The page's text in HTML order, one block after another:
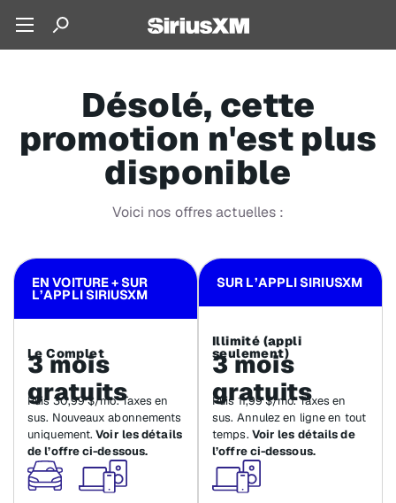
Désolé, cette
promotion n'est plus
disponible
Voici nos offres actuelles :
EN VOITURE + SUR
L’APPLI SIRIUSXM
Le Complet
3 mois
gratuits
Puis 30,99 $/mo. Taxes en
sus. Nouveaux abonnements
uniquement.Voir les détails
de l’offre ci-dessous.
SUR L’APPLI SIRIUSXM
Illimité (appli
seulement)
3 mois
gratuits
Puis 11,99 $/mo. Taxes en
sus. Annulez en ligne en tout
temps. Voir les détails de
l’offre ci-dessous.